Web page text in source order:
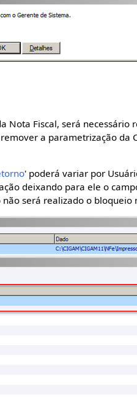
Nota Fiscal, será
a parametrização da
' poderá variar por
deixando para ele o
será realizado o bloqueio